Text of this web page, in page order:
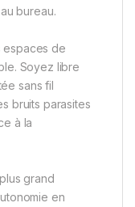
bureau.
espaces de
Soyez libre
sans fil
bruits parasites
à la
grand
en